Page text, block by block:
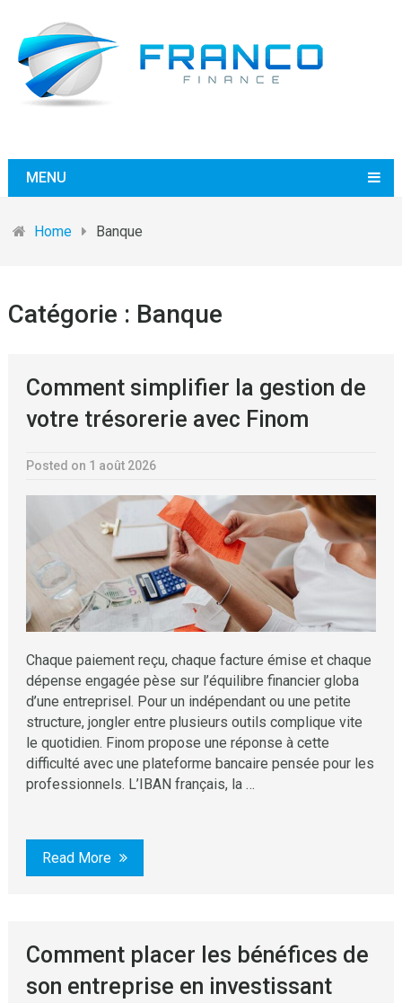
MENU
Home Banque
Catégorie : Banque
Comment simplifier la gestion de
votre trésorerie avec Finom
Posted on 1 août 2026
Chaque paiement reçu, chaque facture émise et chaque
dépense engagée pèse sur l’équilibre financier globa
d’une entreprisel. Pour un indépendant ou une petite
structure, jongler entre plusieurs outils complique vite
le quotidien. Finom propose une réponse à cette
difficulté avec une plateforme bancaire pensée pour les
professionnels. L’IBAN français, la …
Read More
Comment placer les bénéfices de
son entreprise en investissant